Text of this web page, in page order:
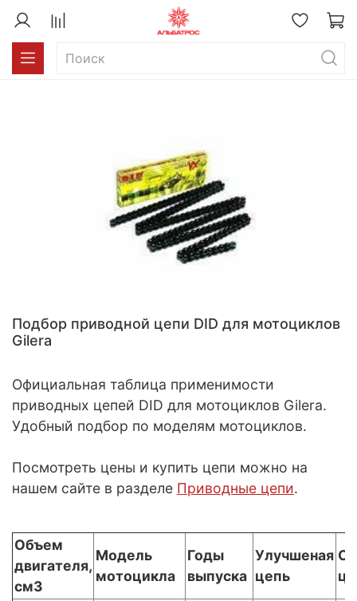
Подбор приводной цепи DID для мотоциклов
Gilera
Официальная таблица применимости
приводных цепей DID для мотоциклов Gilera.
Удобный подбор по моделям мотоциклов.
Посмотреть цены и купить цепи можно на
нашем сайте в разделе Приводные цепи.
Объем
двигателя,
см3
Модель
мотоцикла
Годы
выпуска
Улучшеная
цепь